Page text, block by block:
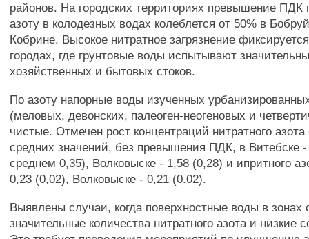
районов. На городских территориях превышение ПДК
азоту в колодезных водах колеблется от 50% в
Кобрине. Высокое нитратное загрязнение
городах, где грунтовые воды испытывают
хозяйственных и бытовых стоков.
По азоту напорные воды изученных
(меловых, девонских, палеоген-неогеновых и
чистые. Отмечен рост концентраций нитратного азота
средних значений, без превышения ПДК, в Витебске
среднем 0,35), Волковыске - 1,58 (0,28) и ипритного
0,23 (0,02), Волковыске - 0,21 (0.02).
Выявлены случаи, когда поверхностные воды в зонах
значительные количества нитратного азота и